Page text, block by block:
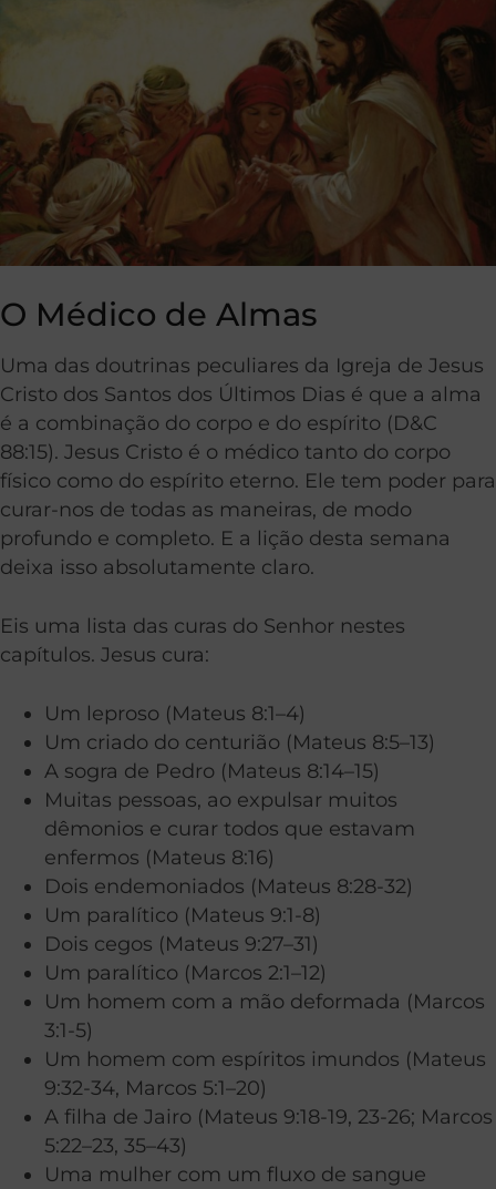
O Médico de Almas
Uma das doutrinas peculiares da Igreja de Jesus
Cristo dos Santos dos Últimos Dias é que a alma
é a combinação do corpo e do espírito (D&C
88:15). Jesus Cristo é o médico tanto do corpo
físico como do espírito eterno. Ele tem poder para
curar-nos de todas as maneiras, de modo
profundo e completo. E a lição desta semana
deixa isso absolutamente claro.
Eis uma lista das curas do Senhor nestes
capítulos. Jesus cura:
Um leproso (Mateus 8:1–4)
Um criado do centurião (Mateus 8:5–13)
A sogra de Pedro (Mateus 8:14–15)
Muitas pessoas, ao expulsar muitos
dêmonios e curar todos que estavam
enfermos (Mateus 8:16)
Dois endemoniados (Mateus 8:28-32)
Um paralítico (Mateus 9:1-8)
Dois cegos (Mateus 9:27–31)
Um paralítico (Marcos 2:1–12)
Um homem com a mão deformada (Marcos
3:1-5)
Um homem com espíritos imundos (Mateus
9:32-34, Marcos 5:1–20)
A filha de Jairo (Mateus 9:18-19, 23-26; Marcos
5:22–23, 35–43)
Uma mulher com um fluxo de sangue